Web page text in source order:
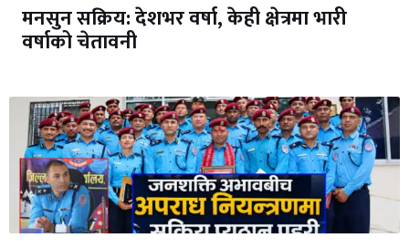
मनसुन सक्रिय: देशभर वर्षा, केही क्षेत्रमा भारी
वर्षाको चेतावनी